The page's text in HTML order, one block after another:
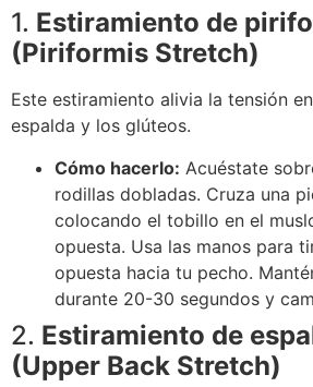
1. Estiramiento de
(Piriformis Stretch)
Este estiramiento alivia la tensión
espalda y los glúteos.
Cómo hacerlo: Acuéstate
rodillas dobladas. Cruza una
colocando el tobillo en el
opuesta. Usa las manos para
opuesta hacia tu pecho.
durante 20-30 segundos y
2. Estiramiento de
(Upper Back Stretch)